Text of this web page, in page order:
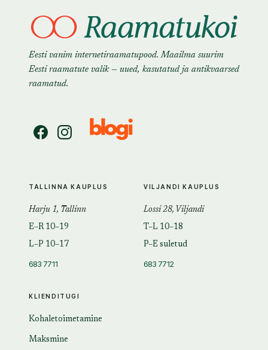
Eesti vanim internetiraamatupood. Maailma suurim
Eesti raamatute valik — uued, kasutatud ja antikvaarsed
raamatud.
KLIENDITUGI
Kohaletoimetamine
Maksmine
TALLINNA KAUPLUS
Harju 1, Tallinn
E–R 10–19
L–P 10–17
683 7711
VILJANDI KAUPLUS
Lossi 28, Viljandi
T–L 10–18
P–E suletud
683 7712